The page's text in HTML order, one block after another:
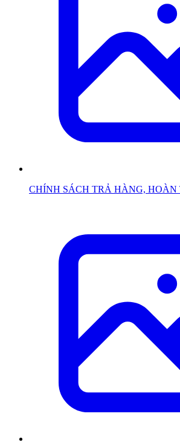
CHÍNH SÁCH TRẢ HÀNG, HOÀN